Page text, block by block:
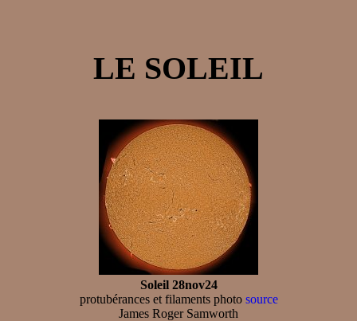
LE SOLEIL
Soleil 28nov24
protubérances et filaments photo source
James Roger Samworth